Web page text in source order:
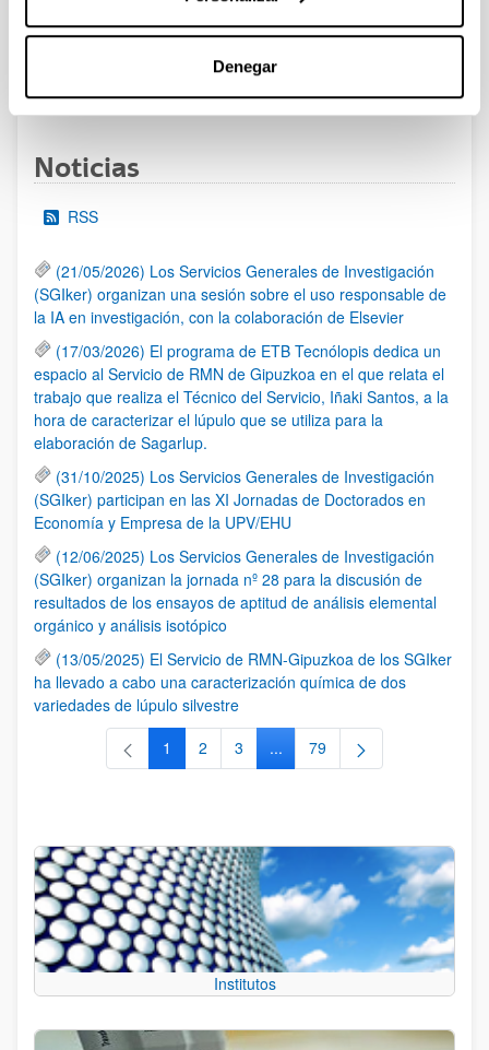
Denegar
PáginaPáginas intermedias Use TAB para desplazarse.
PáginaPáginaPáginaPáginas intermedias
Página
Noticias
RSS
(21/05/2026) Los Servicios Generales de Investigación
(SGIker) organizan una sesión sobre el uso responsable de
la IA en investigación, con la colaboración de Elsevier
(17/03/2026) El programa de ETB Tecnólopis dedica un
espacio al Servicio de RMN de Gipuzkoa en el que relata el
trabajo que realiza el Técnico del Servicio, Iñaki Santos, a la
hora de caracterizar el lúpulo que se utiliza para la
elaboración de Sagarlup.
(31/10/2025) Los Servicios Generales de Investigación
(SGIker) participan en las XI Jornadas de Doctorados en
Economía y Empresa de la UPV/EHU
(12/06/2025) Los Servicios Generales de Investigación
(SGIker) organizan la jornada nº 28 para la discusión de
resultados de los ensayos de aptitud de análisis elemental
orgánico y análisis isotópico
(13/05/2025) El Servicio de RMN-Gipuzkoa de los SGIker
ha llevado a cabo una caracterización química de dos
variedades de lúpulo silvestre
Página
1 Página
2 Página
3 ...Páginas intermedias Use TAB
Página
79
Institutos